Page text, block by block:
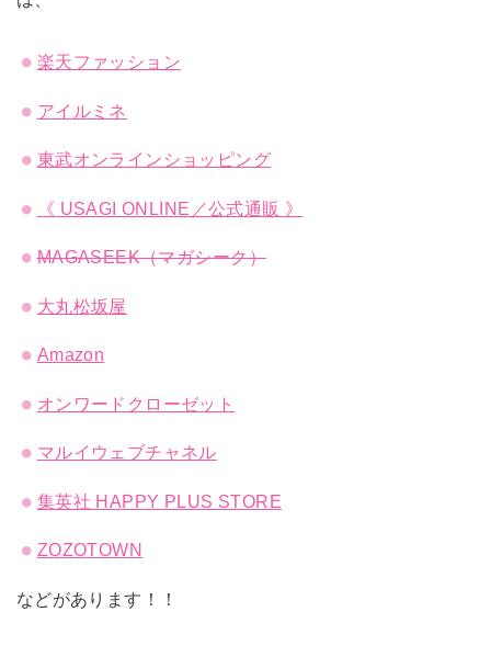
楽天ファッション
アイルミネ
東武オンラインショッピング
《 USAGI ONLINE／公式通販 》
MAGASEEK（マガシーク）
大丸松坂屋
Amazon
オンワードクローゼット
マルイウェブチャネル
集英社 HAPPY PLUS STORE
ZOZOTOWN
などがあります！！